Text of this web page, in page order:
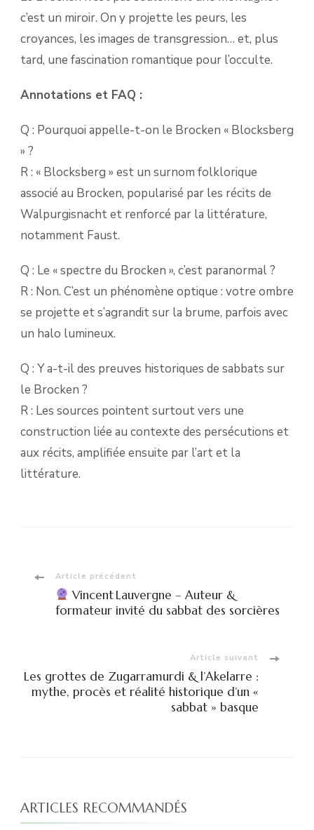
c’est un miroir. On y projette les peurs, les
croyances, les images de transgression… et, plus
tard, une fascination romantique pour l’occulte.
Annotations et FAQ :
Q : Pourquoi appelle-t-on le Brocken « Blocksberg
» ?
R : « Blocksberg » est un surnom folklorique
associé au Brocken, popularisé par les récits de
Walpurgisnacht et renforcé par la littérature,
notamment Faust.
Q : Le « spectre du Brocken », c’est paranormal ?
R : Non. C’est un phénomène optique : votre ombre
se projette et s’agrandit sur la brume, parfois avec
un halo lumineux.
Q : Y a-t-il des preuves historiques de sabbats sur
le Brocken ?
R : Les sources pointent surtout vers une
construction liée au contexte des persécutions et
aux récits, amplifiée ensuite par l’art et la
littérature.
Navigation
d'article
Article précédent
Vincent Lauvergne – Auteur &
formateur invité du sabbat des sorcières
Article suivant
Les grottes de Zugarramurdi & l’Akelarre :
mythe, procès et réalité historique d’un «
sabbat » basque
ARTICLES RECOMMANDÉS